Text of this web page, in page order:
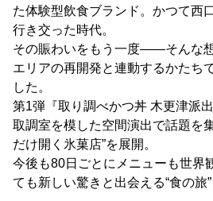
た体験型飲食ブランド。かつて西
行き交った時代。
その賑わいをもう一度――そんな
エリアの再開発と連動するかたち
した。
第1弾『取り調べかつ丼 木更津派
取調室を模した空間演出で話題を
だけ開く氷菓店”を展開。
今後も80日ごとにメニューも世界
ても新しい驚きと出会える“食の旅”